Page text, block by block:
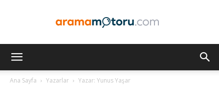
Ana Sayfa Yazarlar Yazar: Yunus Yaşar